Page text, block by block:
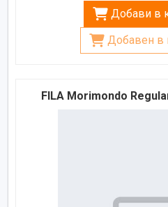
Добави в
Добавен в
FILA Morimondo